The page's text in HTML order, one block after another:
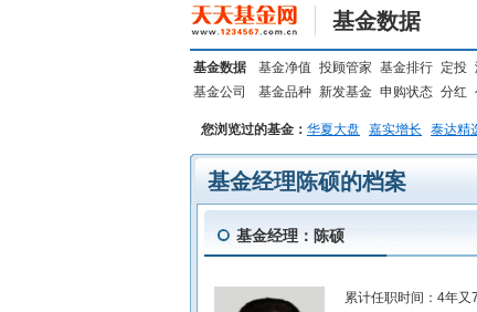
基金数据
基金数据 基金净值 投顾管家 基金排行 定投
基金公司
基金品种 新发基金 申购状态 分红
您浏览过的基金： 华夏大盘 嘉实增长 泰达精
基金经理陈硕的档案
基金经理：陈硕
累计任职时间： 4年又